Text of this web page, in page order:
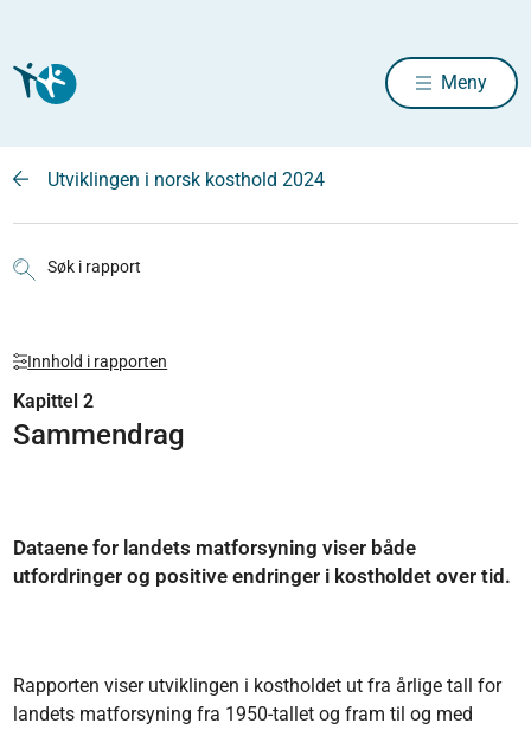
Meny
Utviklingen i norsk kosthold 2024
Søk i rapport
Innhold i rapporten
Kapittel 2
Sammendrag
Dataene for landets matforsyning viser både
utfordringer og positive endringer i kostholdet over tid.
Rapporten viser utviklingen i kostholdet ut fra årlige tall for
landets matforsyning fra 1950-tallet og fram til og med